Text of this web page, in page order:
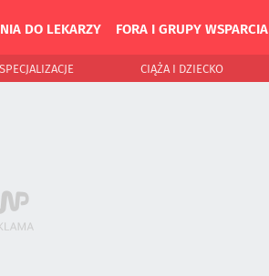
DO LEKARZY FORA I GRUPY WSPARCIA
SPECJALIZACJE CIĄŻA I DZIECKO